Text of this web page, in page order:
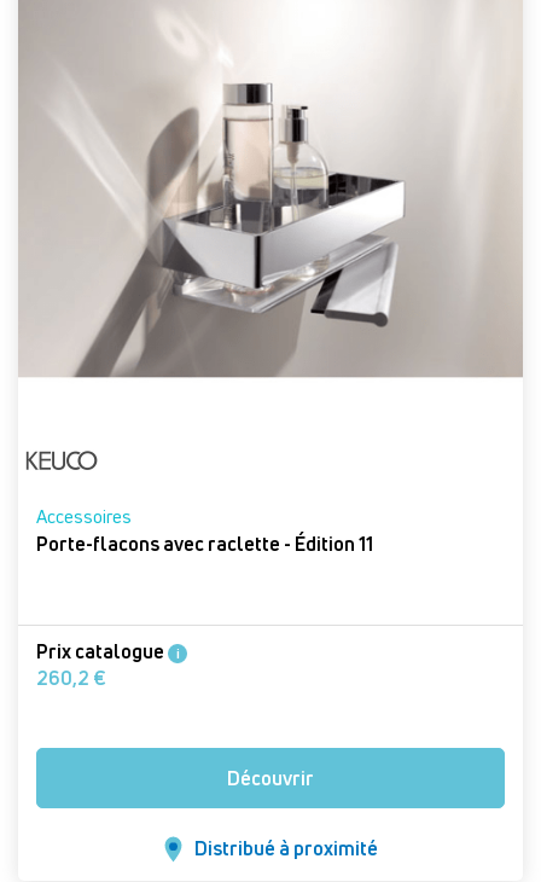
Accessoires
Porte-flacons avec raclette - Édition 11
Prix catalogue i
260,2 €
Découvrir
Distribué à proximité